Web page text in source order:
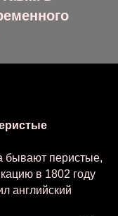
бывают перистые,
в 1802 году
английский